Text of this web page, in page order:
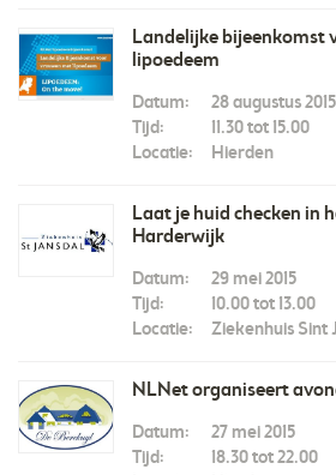
Landelijke bijeenkomst
lipoedeem
Datum:
28 augustus 2015
Tijd:
11.30 tot 15.00
Locatie:
Hierden
Laat je huid checken in
Harderwijk
Datum:
29 mei 2015
Tijd:
10.00 tot 13.00
Locatie:
Ziekenhuis Sint
NLNet organiseert
Datum:
27 mei 2015
Tijd:
18.30 tot 22.00